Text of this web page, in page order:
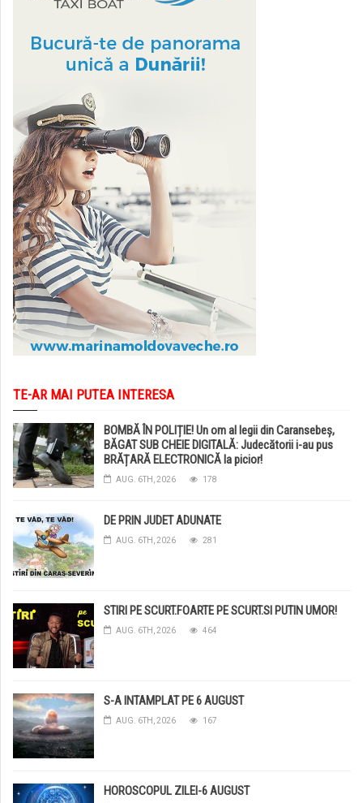
TE-AR MAI PUTEA INTERESA
BOMBĂ ÎN POLIȚIE! Un om al legii din Caransebeș,
BĂGAT SUB CHEIE DIGITALĂ: Judecătorii i-au pus
BRĂȚARĂ ELECTRONICĂ la picior!
AUG. 6TH, 2026 178
DE PRIN JUDET ADUNATE
AUG. 6TH, 2026 281
STIRI PE SCURT.FOARTE PE SCURT.SI PUTIN UMOR!
AUG. 6TH, 2026 464
S-A INTAMPLAT PE 6 AUGUST
AUG. 6TH, 2026 167
HOROSCOPUL ZILEI-6 AUGUST